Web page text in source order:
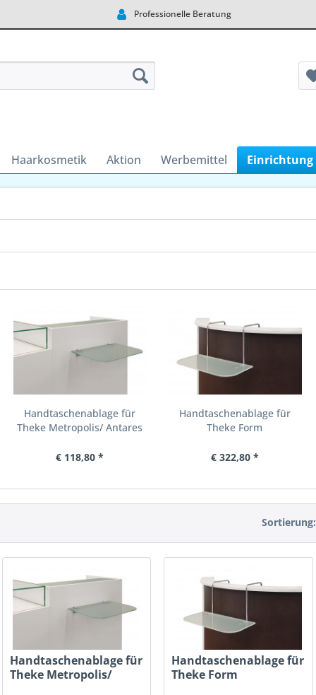
Professionelle Beratung
Haarkosmetik Aktion Werbemittel Einrichtung
Handtaschenablage für
Theke Metropolis/ Antares
€ 118,80 *
Handtaschenablage für
Theke Form
€ 322,80 *
Sortierung:
Handtaschenablage für
Theke Metropolis/
Handtaschenablage für
Theke Form